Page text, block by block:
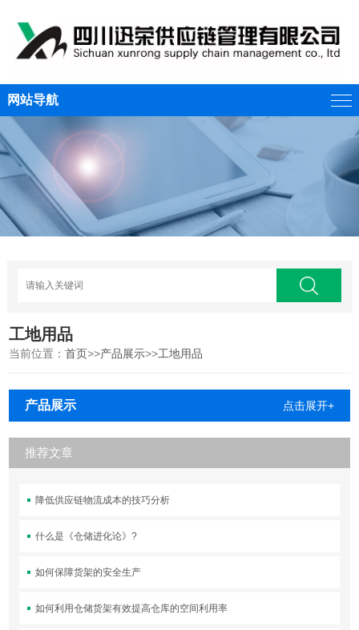
网站导航
工地用品
当前位置：首页>>产品展示>>工地用品
产品展示 点击展开+
推荐文章
降低供应链物流成本的技巧分析
什么是《仓储进化论》?
如何保障货架的安全生产
如何利用仓储货架有效提高仓库的空间利用率